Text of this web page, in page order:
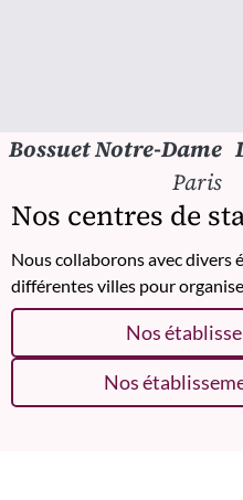
Bossuet Notre-Dame
Paris
Nos centres de
Nous collaborons avec divers
différentes villes pour
Nos
Nos